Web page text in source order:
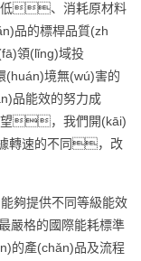
低、消耗原材料
品的標桿品質(zh
領(lǐng)域投
境無(wú)害的
品能效的努力成
望，我們開(kāi)
轉速的不同，改
夠提供不同等級能效
嚴格的國際能耗標準
產(chǎn)品及流程